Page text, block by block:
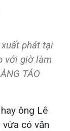
phát tại
với giờ làm
TÁO
ông Lê
có văn